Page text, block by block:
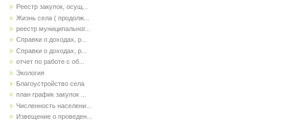
Реестр закупок, осущ...
Жизнь села ( продолж...
реестр муниципальног...
Справки о доходах, р...
Справки о доходах, р...
отчет по работе с об...
Экология
Благоустройство села
план график закупок ...
Численность населени...
Извещение о проведен...